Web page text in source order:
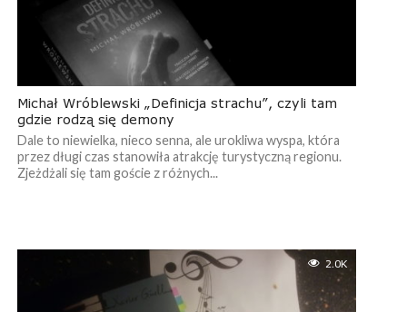
Michał Wróblewski „Definicja strachu”, czyli tam
gdzie rodzą się demony
Dale to niewielka, nieco senna, ale urokliwa wyspa, która
przez długi czas stanowiła atrakcję turystyczną regionu.
Zjeżdżali się tam goście z różnych...
2.0K